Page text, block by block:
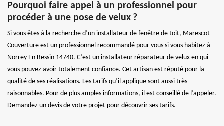
Pourquoi faire appel à un professionnel pour
procéder à une pose de velux ?
Si vous êtes à la recherche d’un installateur de fenêtre de toit, Marescot
Couverture est un professionnel recommandé pour vous si vous habitez à
Norrey En Bessin 14740. C’est un installateur réparateur de velux en qui
vous pouvez avoir totalement confiance. Cet artisan est réputé pour la
qualité de ses réalisations. Les tarifs qu’il applique sont aussi très
raisonnables. Pour de plus amples informations, il est conseillé de l’appeler.
Demandez un devis de votre projet pour découvrir ses tarifs.